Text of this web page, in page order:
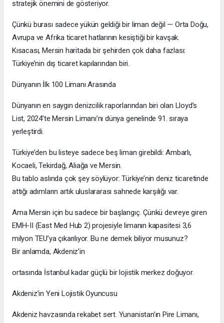
stratejik önemini de gösteriyor.
Çünkü burası sadece yükün geldiği bir liman değil — Orta Doğu,
Avrupa ve Afrika ticaret hatlarının kesiştiği bir kavşak.
Kısacası, Mersin haritada bir şehirden çok daha fazlası:
Türkiye’nin dış ticaret kapılarından biri.
Dünyanın İlk 100 Limanı Arasında
Dünyanın en saygın denizcilik raporlarından biri olan Lloyd’s
List, 2024’te Mersin Limanı’nı dünya genelinde 91. sıraya
yerleştirdi.
Türkiye’den bu listeye sadece beş liman girebildi: Ambarlı,
Kocaeli, Tekirdağ, Aliağa ve Mersin.
Bu tablo aslında çok şey söylüyor: Türkiye’nin deniz ticaretinde
attığı adımların artık uluslararası sahnede karşılığı var.
Ama Mersin için bu sadece bir başlangıç. Çünkü devreye giren
EMH-II (East Med Hub 2) projesiyle limanın kapasitesi 3,6
milyon TEU’ya çıkarılıyor. Bu ne demek biliyor musunuz?
Bir anlamda, Akdeniz’in
ortasında İstanbul kadar güçlü bir lojistik merkez doğuyor.
Akdeniz’in Yeni Lojistik Oyuncusu
Akdeniz havzasında rekabet sert. Yunanistan’ın Pire Limanı,